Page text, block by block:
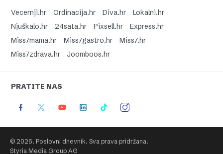
Vecernji.hr
Ordinacija.hr Diva.hr
Lokalni.hr
Njuškalo.hr
24sata.hr Pixsell.hr
Express.hr
Miss7mama.hr
Miss7gastro.hr
Miss7.hr
Miss7zdrava.hr
Joomboos.hr
PRATITE NAS
© 2026. Poslovni dnevnik. Sva prava pridržana.
Styria Media Group AG